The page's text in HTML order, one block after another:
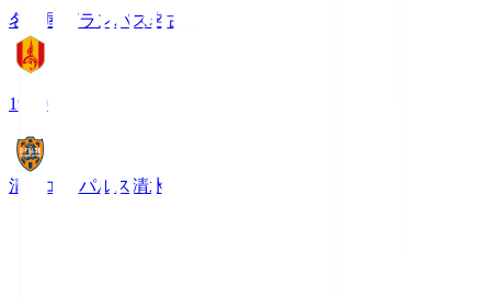
名古屋グランパス名古屋
19:00
清水エスパルス 清水